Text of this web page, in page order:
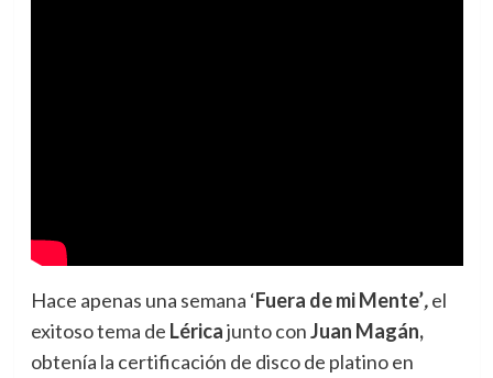
Hace apenas una semana ‘Fuera de mi Mente’,el
exitoso tema de Léricajunto conJuan Magán,
obtenía la certificación de disco de platino en